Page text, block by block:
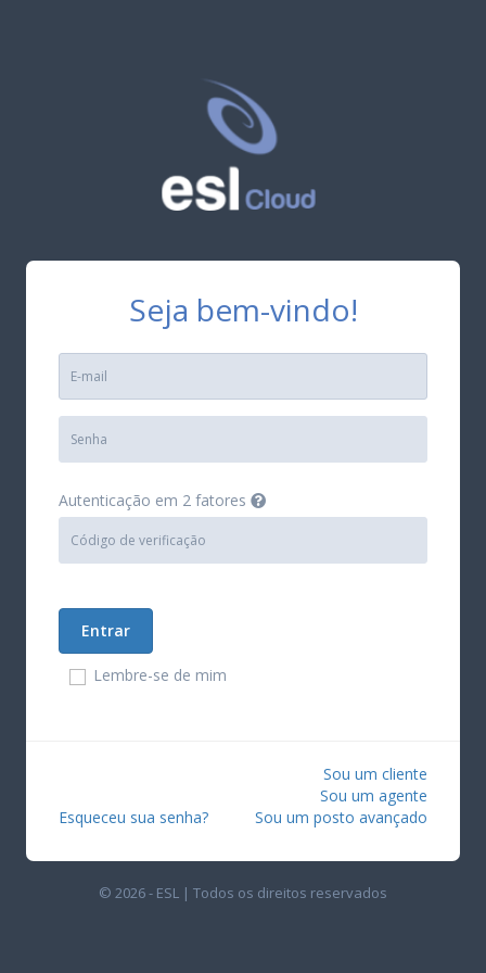
Seja bem-vindo!
Autenticação em 2 fatores
Lembre-se de mim
Sou um cliente
Sou um agente
Sou um posto avançado
Esqueceu sua senha?
© 2026 - ESL | Todos os direitos reservados